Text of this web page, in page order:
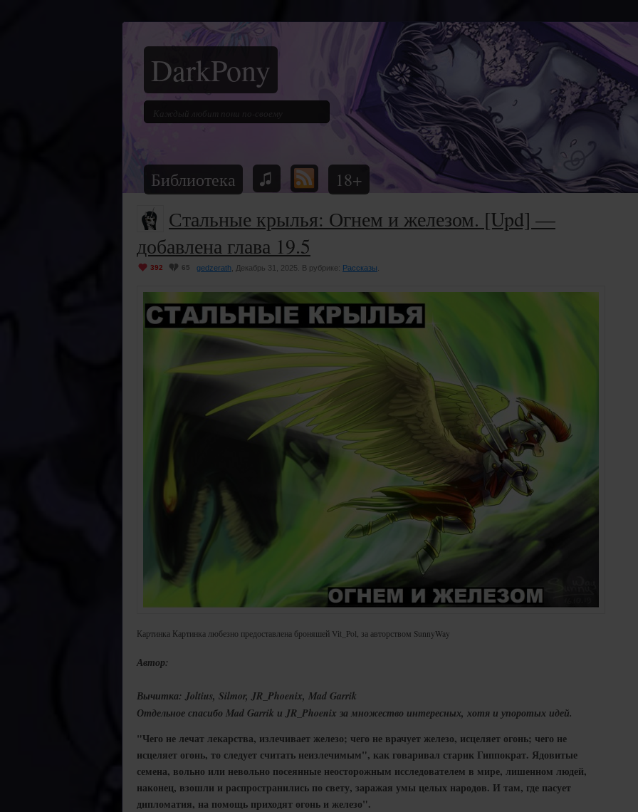
DarkPony
Библиотека 18+
Стальные крылья: Огнем и железом. [Upd] —
добавлена глава 19.5
392 65 gedzerath , Декабрь 31, 2025. В рубрике: Рассказы
Картинка Картинка любезно предоставлена броняшей Vit_Pol, за авторством SunnyWay
Автор:
Вычитка: Joltius, Silmor, JR_Phoenix, Mad Garrik
Отдельное спасибо Mad Garrik и JR_Phoenix за множество интересных, хотя и упоротых идей.
"Чего не лечат лекарства, излечивает железо; чего не врачует железо, исцеляет огонь; чего не
исцеляет огонь, то следует считать неизлечимым", как говаривал старик Гиппократ. Ядовитые
семена, вольно или невольно посеянные неосторожным исследователем в мире, лишенном людей,
наконец, взошли и распространились по свету, заражая умы целых народов. И там, где пасует
дипломатия, на помощь приходят огонь и железо".